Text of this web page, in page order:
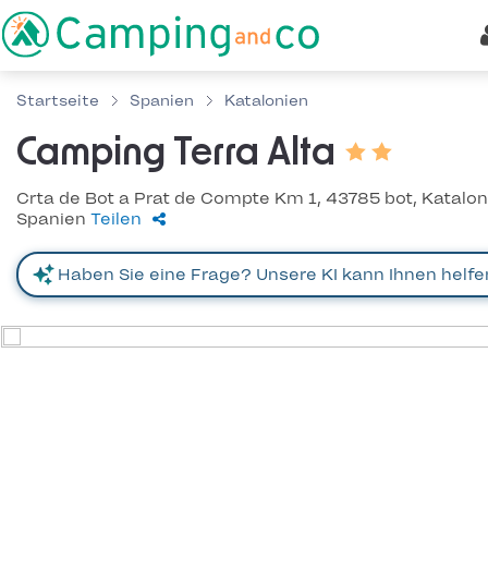
Startseite Spanien Katalonien
Camping Terra Alta
Crta de Bot a Prat de Compte Km 1, 43785 bot,
Spanien Teilen